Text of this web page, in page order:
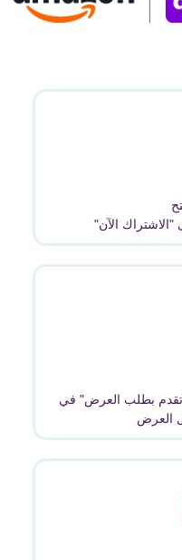
بطلب العرض" في
العرض